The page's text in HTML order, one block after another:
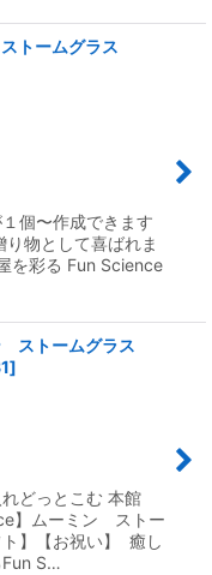
ストームグラス
個〜作成できます
物として喜ばれま
を彩る Fun Science
ストームグラス
]
どっとこむ 本館
】ムーミン ストー
】【お祝い】 癒し
Fun S…